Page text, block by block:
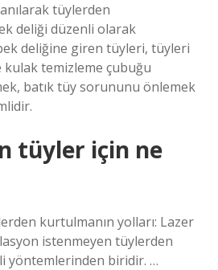
tüylerden
deliği düzenli olarak
deliğine giren tüyleri, tüyleri
kulak temizleme çubuğu
batık tüy sorununu önlemek
tüyler için ne
kurtulmanın yolları: Lazer
istenmeyen tüylerden
yöntemlerinden biridir. …